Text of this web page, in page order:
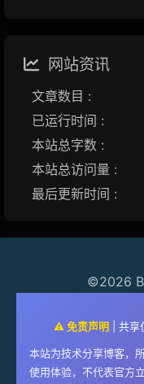
网站资讯
文章数目 :
已运行时间 :
本站总字数 :
本站总访问量 :
最后更新时间 :
©2026
⚠️ 免责声明 | 共
本站为技术分享博客，
使用体验，不代表官方